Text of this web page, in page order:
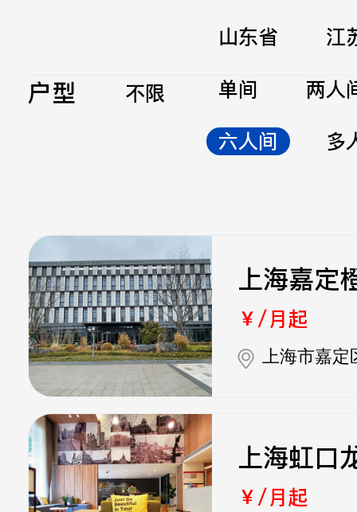
山东省
江
户型 不限 单间
两人
六人间
多
上海嘉定
￥/月起
上海市嘉定
上海虹口
￥/月起